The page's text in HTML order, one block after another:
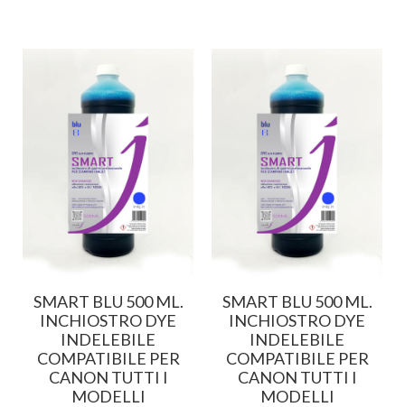
SMART BLU 500 ML.
INCHIOSTRO DYE
INDELEBILE
COMPATIBILE PER
CANON TUTTI I
MODELLI
SMART BLU 500 ML.
INCHIOSTRO DYE
INDELEBILE
COMPATIBILE PER
CANON TUTTI I
MODELLI